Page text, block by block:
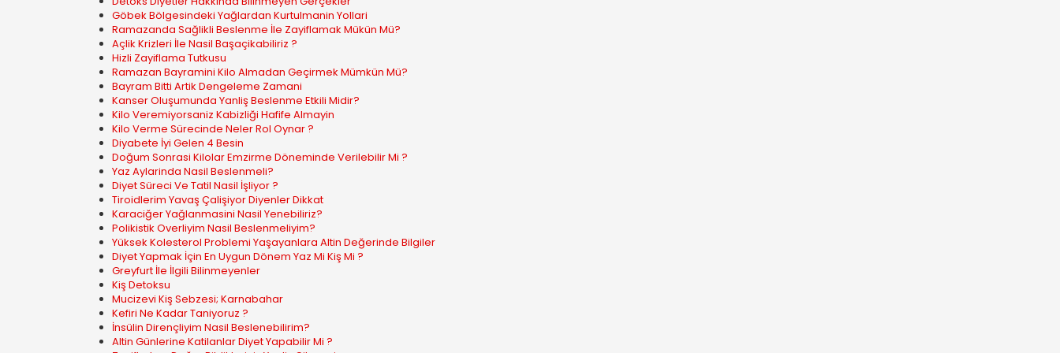
Göbek Bölgesindeki Yağlardan Kurtulmanin Yollari
Ramazanda Sağlikli Beslenme İle Zayiflamak Mükün Mü?
Açlik Krizleri İle Nasil Başaçikabiliriz ?
Hizli Zayiflama Tutkusu
Ramazan Bayramini Kilo Almadan Geçirmek Mümkün Mü?
Bayram Bitti Artik Dengeleme Zamani
Kanser Oluşumunda Yanliş Beslenme Etkili Midir?
Kilo Veremiyorsaniz Kabizliği Hafife Almayin
Kilo Verme Sürecinde Neler Rol Oynar ?
Diyabete İyi Gelen 4 Besin
Doğum Sonrasi Kilolar Emzirme Döneminde Verilebilir Mi ?
Yaz Aylarinda Nasil Beslenmeli?
Diyet Süreci Ve Tatil Nasil İşliyor ?
Tiroidlerim Yavaş Çalişiyor Diyenler Dikkat
Karaciğer Yağlanmasini Nasil Yenebiliriz?
Polikistik Overliyim Nasil Beslenmeliyim?
Yüksek Kolesterol Problemi Yaşayanlara Altin Değerinde Bilgiler
Diyet Yapmak İçin En Uygun Dönem Yaz Mi Kiş Mi ?
Greyfurt İle İlgili Bilinmeyenler
Kiş Detoksu
Mucizevi Kiş Sebzesi; Karnabahar
Kefiri Ne Kadar Taniyoruz ?
İnsülin Dirençliyim Nasil Beslenebilirim?
Altin Günlerine Katilanlar Diyet Yapabilir Mi ?